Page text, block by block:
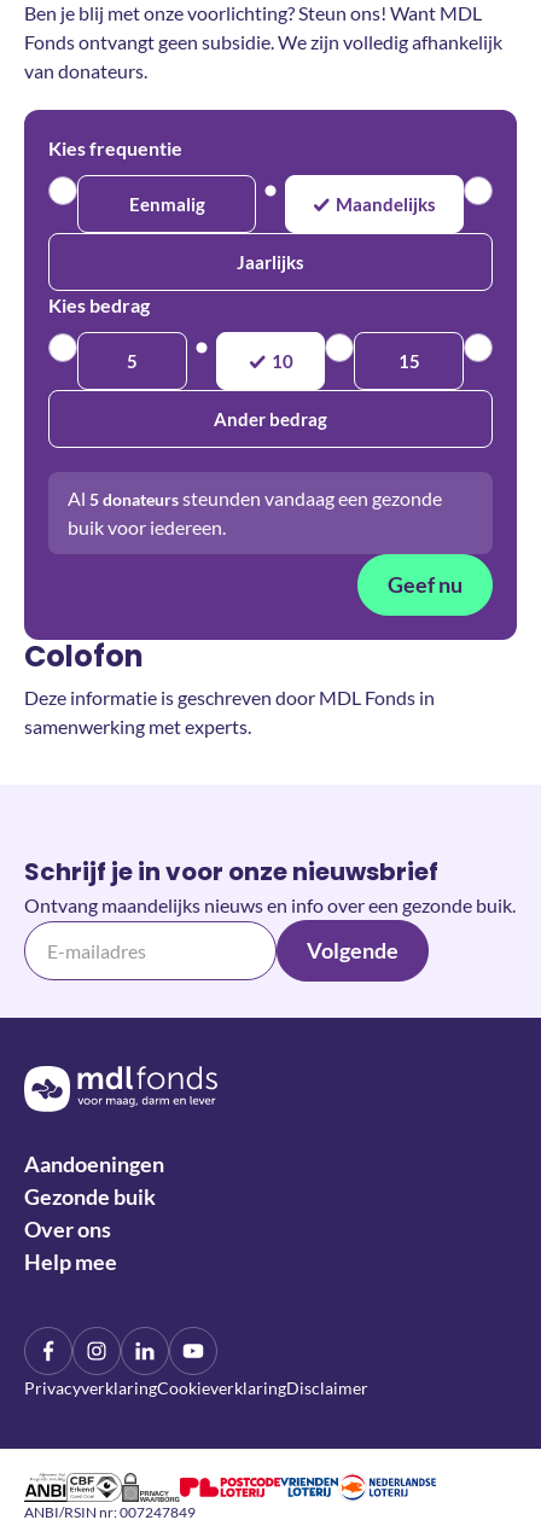
Ben je blij met onze voorlichting? Steun ons! Want MDL
Fonds ontvangt geen subsidie. We zijn volledig afhankelijk
van donateurs.
Kies frequentie
Eenmalig Maandelijks
Jaarlijks
Kies bedrag
5 10 15
Ander bedrag
Al 5donateurssteunden vandaag een gezonde
buik voor iedereen.
Geef nu
Colofon
Deze informatie is geschreven door MDL Fonds in
samenwerking met experts.
Schrijf je in voor onze nieuwsbrief
Ontvang maandelijks nieuws en info over een gezonde buik.
Volgende
Terug naar de homepage
Aandoeningen
Gezonde buik
Over ons
Help mee
PrivacyverklaringCookieverklaringDisclaimer
FacebookInstagram
LinkInYouTube
Algemeen Nut Beogende Instelling
CBF Erkend Goed Doel
DDMA Privacy Waarborg
ANBI/RSIN nr: 007247849
Nationale Postcode Loterij
Vrienden LoterijNederlandse Loterij